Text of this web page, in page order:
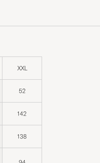
XXL
52
142
138